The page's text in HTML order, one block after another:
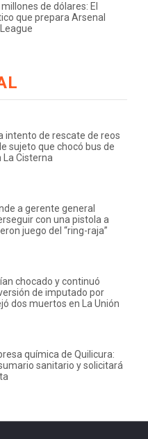
de dólares: El
que prepara Arsenal
intento de rescate de reos
sujeto que chocó bus de
La Cisterna
a gerente general
con una pistola a
juego del “ring-raja”
chocado y continuó
de imputado por
dos muertos en La Unión
química de Quilicura:
sanitario y solicitará